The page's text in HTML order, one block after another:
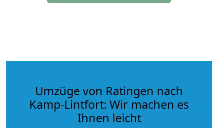
Umzüge von Ratingen nach
Kamp-Lintfort: Wir machen es
Ihnen leicht